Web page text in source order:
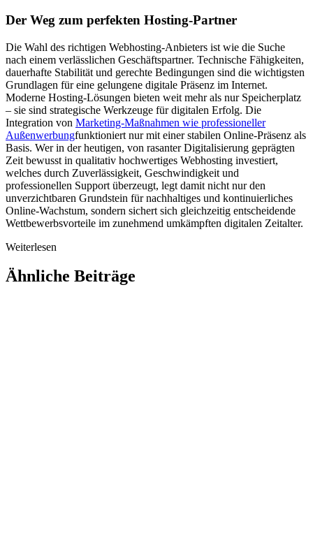
Der Weg zum perfekten Hosting-Partner
Die Wahl des richtigen Webhosting-Anbieters ist wie die Suche
nach einem verlässlichen Geschäftspartner. Technische Fähigkeiten,
dauerhafte Stabilität und gerechte Bedingungen sind die wichtigsten
Grundlagen für eine gelungene digitale Präsenz im Internet.
Moderne Hosting-Lösungen bieten weit mehr als nur Speicherplatz
– sie sind strategische Werkzeuge für digitalen Erfolg. Die
Integration von Marketing-Maßnahmen wie professioneller
Außenwerbungfunktioniert nur mit einer stabilen Online-Präsenz als
Basis. Wer in der heutigen, von rasanter Digitalisierung geprägten
Zeit bewusst in qualitativ hochwertiges Webhosting investiert,
welches durch Zuverlässigkeit, Geschwindigkeit und
professionellen Support überzeugt, legt damit nicht nur den
unverzichtbaren Grundstein für nachhaltiges und kontinuierliches
Online-Wachstum, sondern sichert sich gleichzeitig entscheidende
Wettbewerbsvorteile im zunehmend umkämpften digitalen Zeitalter.
Weiterlesen
Ähnliche Beiträge